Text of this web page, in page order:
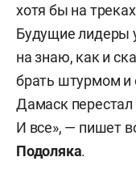
хотя бы на
Будущие лидеры
на знаю, как и
брать штурмом и
Дамаск
И все», — пишет
Подоляка.